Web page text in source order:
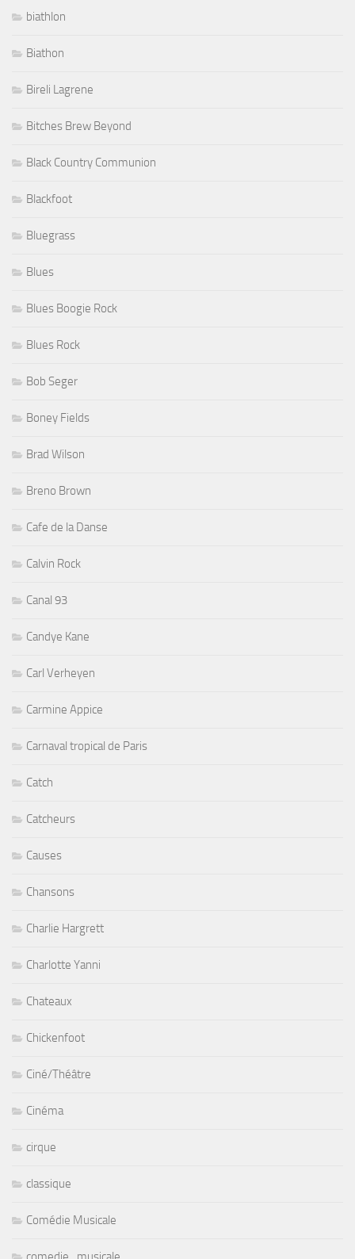
biathlon
Biathon
Bireli Lagrene
Bitches Brew Beyond
Black Country Communion
Blackfoot
Bluegrass
Blues
Blues Boogie Rock
Blues Rock
Bob Seger
Boney Fields
Brad Wilson
Breno Brown
Cafe de la Danse
Calvin Rock
Canal 93
Candye Kane
Carl Verheyen
Carmine Appice
Carnaval tropical de Paris
Catch
Catcheurs
Causes
Chansons
Charlie Hargrett
Charlotte Yanni
Chateaux
Chickenfoot
Ciné/Théâtre
Cinéma
cirque
classique
Comédie Musicale